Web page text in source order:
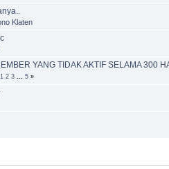
Klaten
YANG TIDAK AKTIF SELAMA 300
1 2 3 5 »